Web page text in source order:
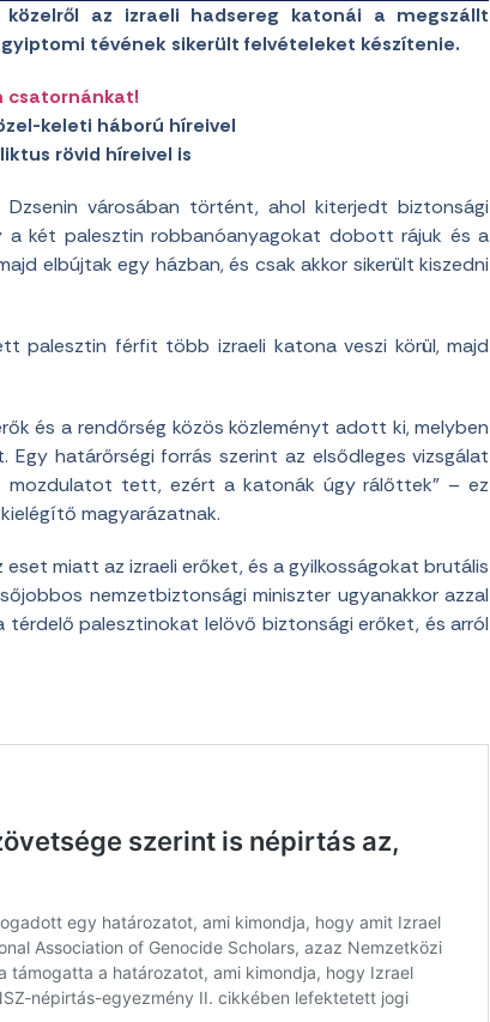
az izraeli hadsereg katonái a megszállt
tévének sikerült felvételeket készítenie.
csatornánkat!
keleti háború híreivel
rövid híreivel is
városában történt, ahol kiterjedt biztonsági
két palesztin robbanóanyagokat dobott rájuk és a
elbújtak egy házban, és csak akkor sikerült kiszedni
palesztin férfit több izraeli katona veszi körül, majd
és a rendőrség közös közleményt adott ki, melyben
határőrségi forrás szerint az elsődleges vizsgálat
mozdulatot tett, ezért a katonák úgy rálőttek” – ez
magyarázatnak.
miatt az izraeli erőket, és a gyilkosságokat brutális
nemzetbiztonsági miniszter ugyanakkor azzal
palesztinokat lelövő biztonsági erőket, és arról